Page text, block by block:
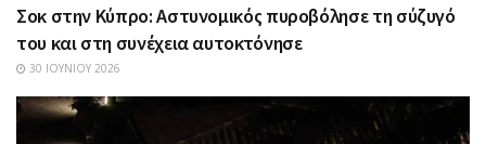
Σοκ στην Κύπρο: Αστυνομικός πυροβόλησε τη σύζυγό
του και στη συνέχεια αυτοκτόνησε
30 ΙΟΥΝΊΟΥ 2026